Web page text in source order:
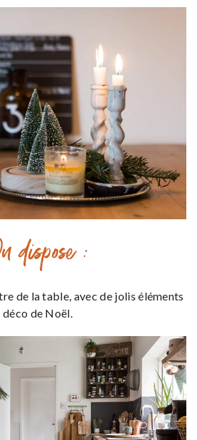
dispose :
de la table, avec de jolis éléments
déco de Noël.